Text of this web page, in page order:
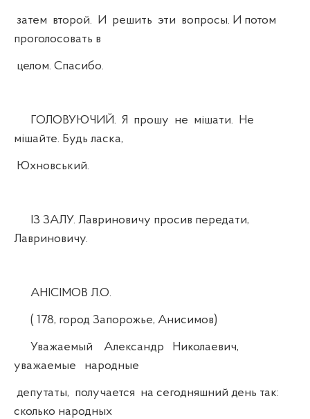
затем второй. И решить эти вопросы. И потом
проголосовать в
целом. Спасибо.
ГОЛОВУЮЧИЙ. Я прошу не мішати. Не
мішайте. Будь ласка,
Юхновський.
ІЗ ЗАЛУ. Лавриновичу просив передати,
Лавриновичу.
АНІСІМОВ Л.О.
( 178, город Запорожье, Анисимов)
Уважаемый Александр Николаевич,
уважаемые народные
депутаты, получается на сегодняшний день так:
сколько народных